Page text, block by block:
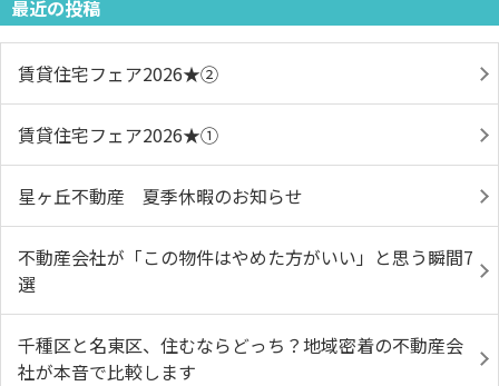
最近の投稿
賃貸住宅フェア2026★➁
賃貸住宅フェア2026★①
星ヶ丘不動産 夏季休暇のお知らせ
不動産会社が「この物件はやめた方がいい」と思う瞬間7
選
千種区と名東区、住むならどっち？地域密着の不動産会
社が本音で比較します